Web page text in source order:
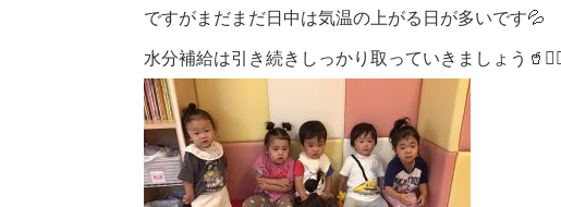
ですがまだまだ日中は気温の上がる日が多いです💦
水分補給は引き続きしっかり取っていきましょう